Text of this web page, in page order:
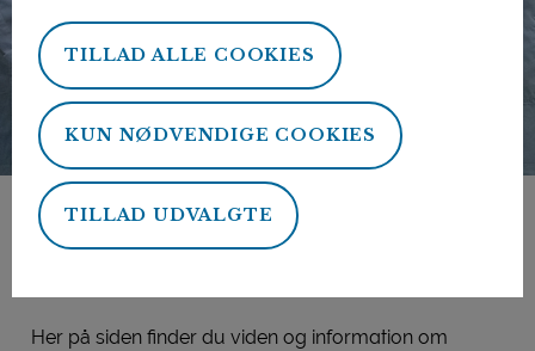
TILLAD ALLE COOKIES
KUN NØDVENDIGE COOKIES
TILLAD UDVALGTE
Mejeriforeningens
Her på siden finder du viden og information om